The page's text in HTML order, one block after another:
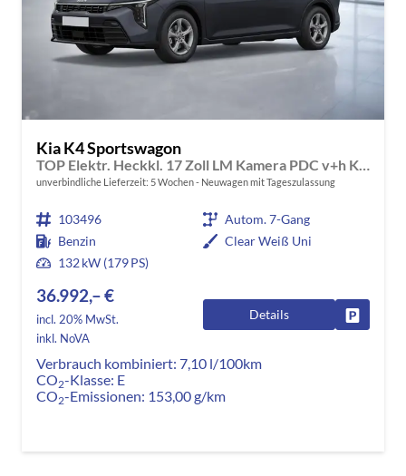
Kia K4 Sportswagon
unverbindliche Lieferzeit: 5 Wochen Neuwagen mit Tageszulassung
103496
Autom. 7-Gang
Benzin
Clear Weiß Uni
132 kW (179 PS)
36.992,– €
incl. 20% MwSt.
inkl. NoVA
Details
Verbrauch kombiniert: 7,10 l/100km
CO2-Klasse: E
CO2-Emissionen: 153,00 g/km